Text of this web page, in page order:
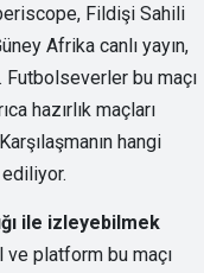
Fildişi Sahili
Afrika canlı yayın,
bu maçı
hazırlık maçları
hangi
ile izleyebilmek
ve platform bu maçı